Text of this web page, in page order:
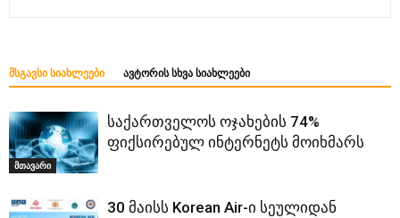
ᲛᲡᲒᲐᲕᲡᲘ ᲡᲘᲐᲮᲚᲔᲔᲑᲘ ᲐᲕᲢᲝᲠᲘᲡ ᲡᲮᲕᲐ ᲡᲘᲐᲮᲚᲔᲔᲑᲘ
მთავარი
საქართველოს ოჯახების 74%
ფიქსირებულ ინტერნეტს მოიხმარს
30 მაისს Korean Air-ი სეულიდან